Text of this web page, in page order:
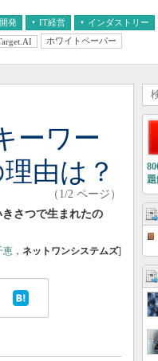
発 IT経営 インダストリー
ホワイトペーパー
ーワー
由は？
（1/2 ページ）
さつで生まれたの
恵 ， ネットワンシステムズ]